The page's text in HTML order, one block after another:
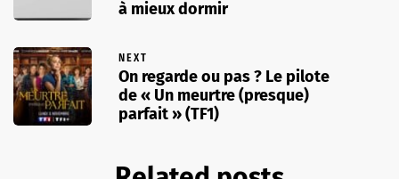
à mieux dormir
NEXT
On regarde ou pas ? Le pilote
de « Un meurtre (presque)
parfait » (TF1)